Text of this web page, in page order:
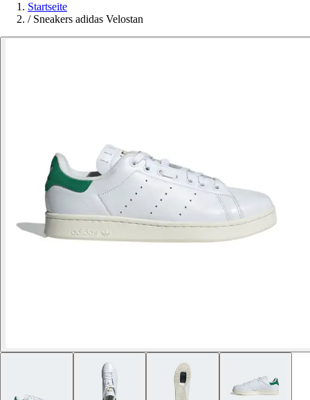
Startseite
/ Sneakers adidas Velostan